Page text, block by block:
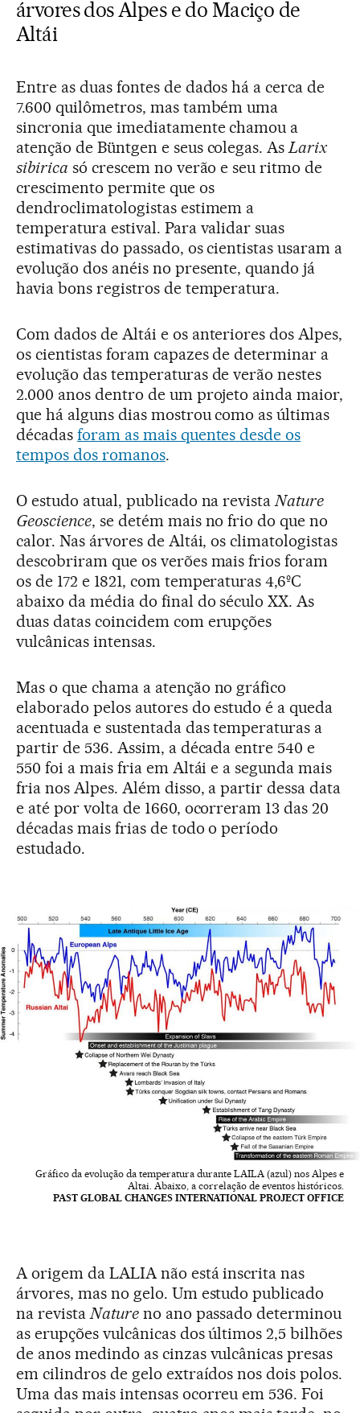
árvores dos Alpes e do Maciço de
Altái
Entre as duas fontes de dados há a cerca de
7.600 quilômetros, mas também uma
sincronia que imediatamente chamou a
atenção de Büntgen e seus colegas. As Larix
sibirica só crescem no verão e seu ritmo de
crescimento permite que os
dendroclimatologistas estimem a
temperatura estival. Para validar suas
estimativas do passado, os cientistas usaram a
evolução dos anéis no presente, quando já
havia bons registros de temperatura.
Com dados de Altái e os anteriores dos Alpes,
os cientistas foram capazes de determinar a
evolução das temperaturas de verão nestes
2.000 anos dentro de um projeto ainda maior,
que há alguns dias mostrou como as últimas
décadas foram as mais quentes desde os
tempos dos romanos.
O estudo atual, publicado na revistaNature
Geoscience, se detém mais no frio do que no
calor. Nas árvores de Altái, os climatologistas
descobriram que os verões mais frios foram
os de 172 e 1821, com temperaturas 4,6ºC
abaixo da média do final do século XX. As
duas datas coincidem com erupções
vulcânicas intensas.
Mas o que chama a atenção no gráfico
elaborado pelos autores do estudo é a queda
acentuada e sustentada das temperaturas a
partir de 536. Assim, a década entre 540 e
550 foi a mais fria em Altái e a segunda mais
fria nos Alpes. Além disso, a partir dessa data
e até por volta de 1660, ocorreram 13 das 20
décadas mais frias de todo o período
estudado.
Gráfico da evolução da temperatura durante LAILA (azul) nos Alpes e
Altai. Abaixo, a correlação de eventos históricos.
PAST GLOBAL CHANGES INTERNATIONAL PROJECT OFFICE
A origem da LALIA não está inscrita nas
árvores, mas no gelo. Um estudo publicado
na revista Natureno ano passado determinou
as erupções vulcânicas dos últimos 2,5 bilhões
de anos medindo as cinzas vulcânicas presas
em cilindros de gelo extraídos nos dois polos.
Uma das mais intensas ocorreu em 536. Foi